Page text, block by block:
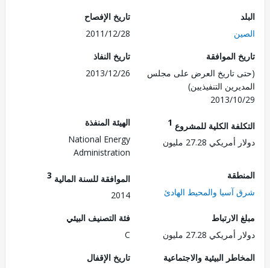
تاريخ الإفصاح
2011/12/28
الموافقة
تاريخ العرض على مجلس
التنفيذيين)
2013/
تاريخ النفاذ
2013/12/26
الكلية للمشروع1
27.28 مليون
الهيئة المنفذة
National Energy
Administration
والمحيط الهادئ
الموافقة للسنة المالية3
27.28 مليون
فئة التصنيف البيئي
البيئية والاجتماعية
تاريخ الإقفال